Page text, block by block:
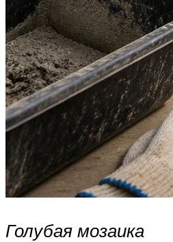
Голубая мозаика